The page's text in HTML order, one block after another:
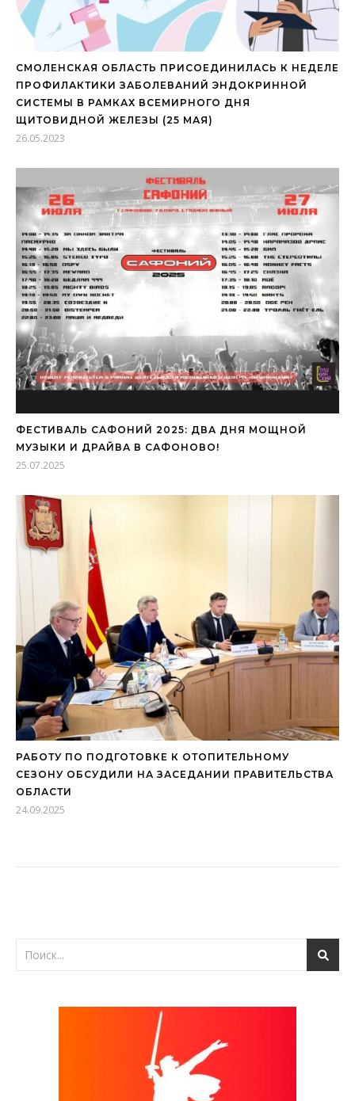
СМОЛЕНСКАЯ ОБЛАСТЬ ПРИСОЕДИНИЛАСЬ К НЕДЕЛЕ
ПРОФИЛАКТИКИ ЗАБОЛЕВАНИЙ ЭНДОКРИННОЙ
СИСТЕМЫ В РАМКАХ ВСЕМИРНОГО ДНЯ
ЩИТОВИДНОЙ ЖЕЛЕЗЫ (25 МАЯ)
26.05.2023
ФЕСТИВАЛЬ САФОНИЙ 2025: ДВА ДНЯ МОЩНОЙ
МУЗЫКИ И ДРАЙВА В САФОНОВО!
25.07.2025
РАБОТУ ПО ПОДГОТОВКЕ К ОТОПИТЕЛЬНОМУ
СЕЗОНУ ОБСУДИЛИ НА ЗАСЕДАНИИ ПРАВИТЕЛЬСТВА
ОБЛАСТИ
24.09.2025